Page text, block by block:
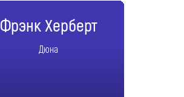
Фрэнк Херберт
Дюна